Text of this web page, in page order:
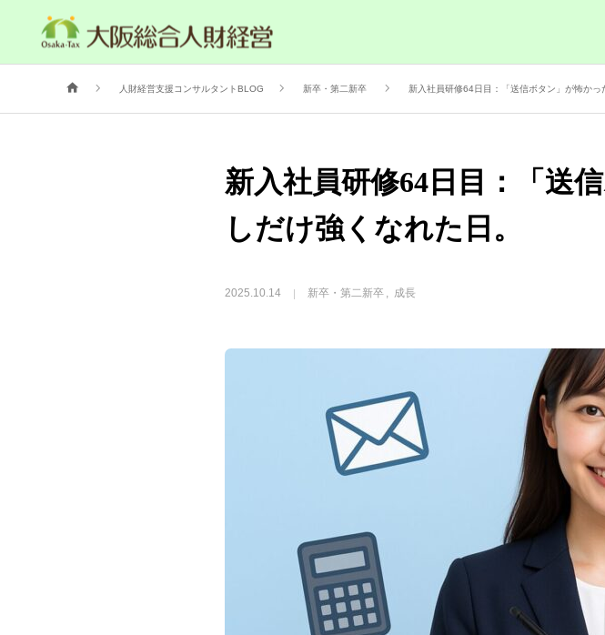
営理念・事務所概要 経営サポートの流れ 人財経営支援®︎塾
人財経営支援コンサルタントBLOG 新卒・第二新卒 新入社員研修64日目：「送信ボタン」が怖かっ
新入社員研修64日目：「送
しだけ強くなれた日。
2025.10.14 新卒・第二新卒 成長